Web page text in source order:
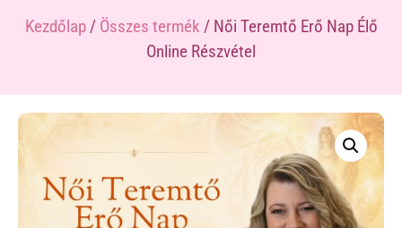
Kezdőlap/ Összes termék / Női Teremtő Erő Nap Élő
Online Részvétel